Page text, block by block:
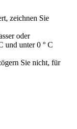
zeichnen Sie
oder
und unter 0 ° C
Sie nicht, für